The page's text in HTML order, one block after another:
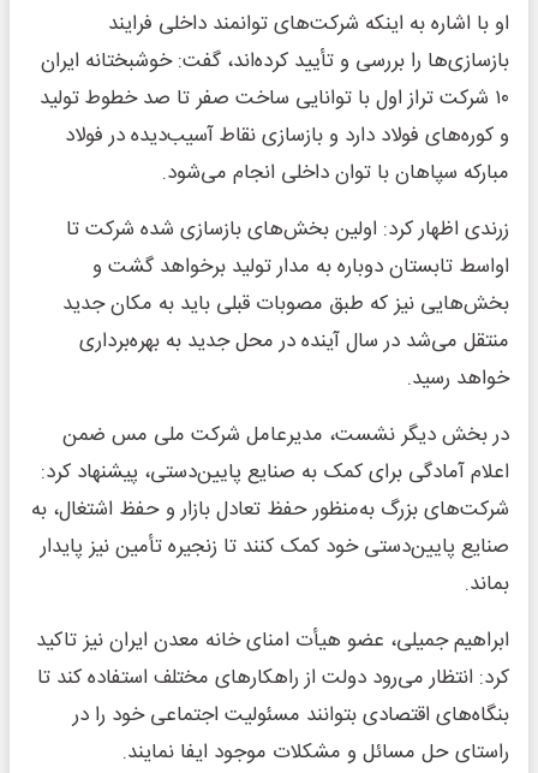
او با اشاره به اینکه شرکت‌های توانمند داخلی فرایند
بازسازی‌ها را بررسی و تأیید کرده‌اند، گفت: خوشبختانه ایران
۱۰ شرکت تراز اول با توانایی ساخت صفر تا صد خطوط تولید
و کوره‌های فولاد دارد و بازسازی نقاط آسیب‌دیده در فولاد
مبارکه سپاهان با توان داخلی انجام می‌شود.
زرندی اظهار کرد: اولین بخش‌های بازسازی شده شرکت تا
اواسط تابستان دوباره به مدار تولید برخواهد گشت و
بخش‌هایی نیز که طبق مصوبات قبلی باید به مکان جدید
منتقل می‌شد در سال آینده در محل جدید به بهره‌برداری
خواهد رسید.
در بخش دیگر نشست، مدیرعامل شرکت ملی مس ضمن
اعلام آمادگی برای کمک به صنایع پایین‌دستی، پیشنهاد کرد:
شرکت‌های بزرگ به‌منظور حفظ تعادل بازار و حفظ اشتغال، به
صنایع پایین‌دستی خود کمک کنند تا زنجیره تأمین نیز پایدار
بماند.
ابراهیم جمیلی، عضو هیأت امنای خانه معدن ایران نیز تاکید
کرد: انتظار می‌رود دولت از راهکارهای مختلف استفاده کند تا
بنگاه‌های اقتصادی بتوانند مسئولیت اجتماعی خود را در
راستای حل مسائل و مشکلات موجود ایفا نمایند.